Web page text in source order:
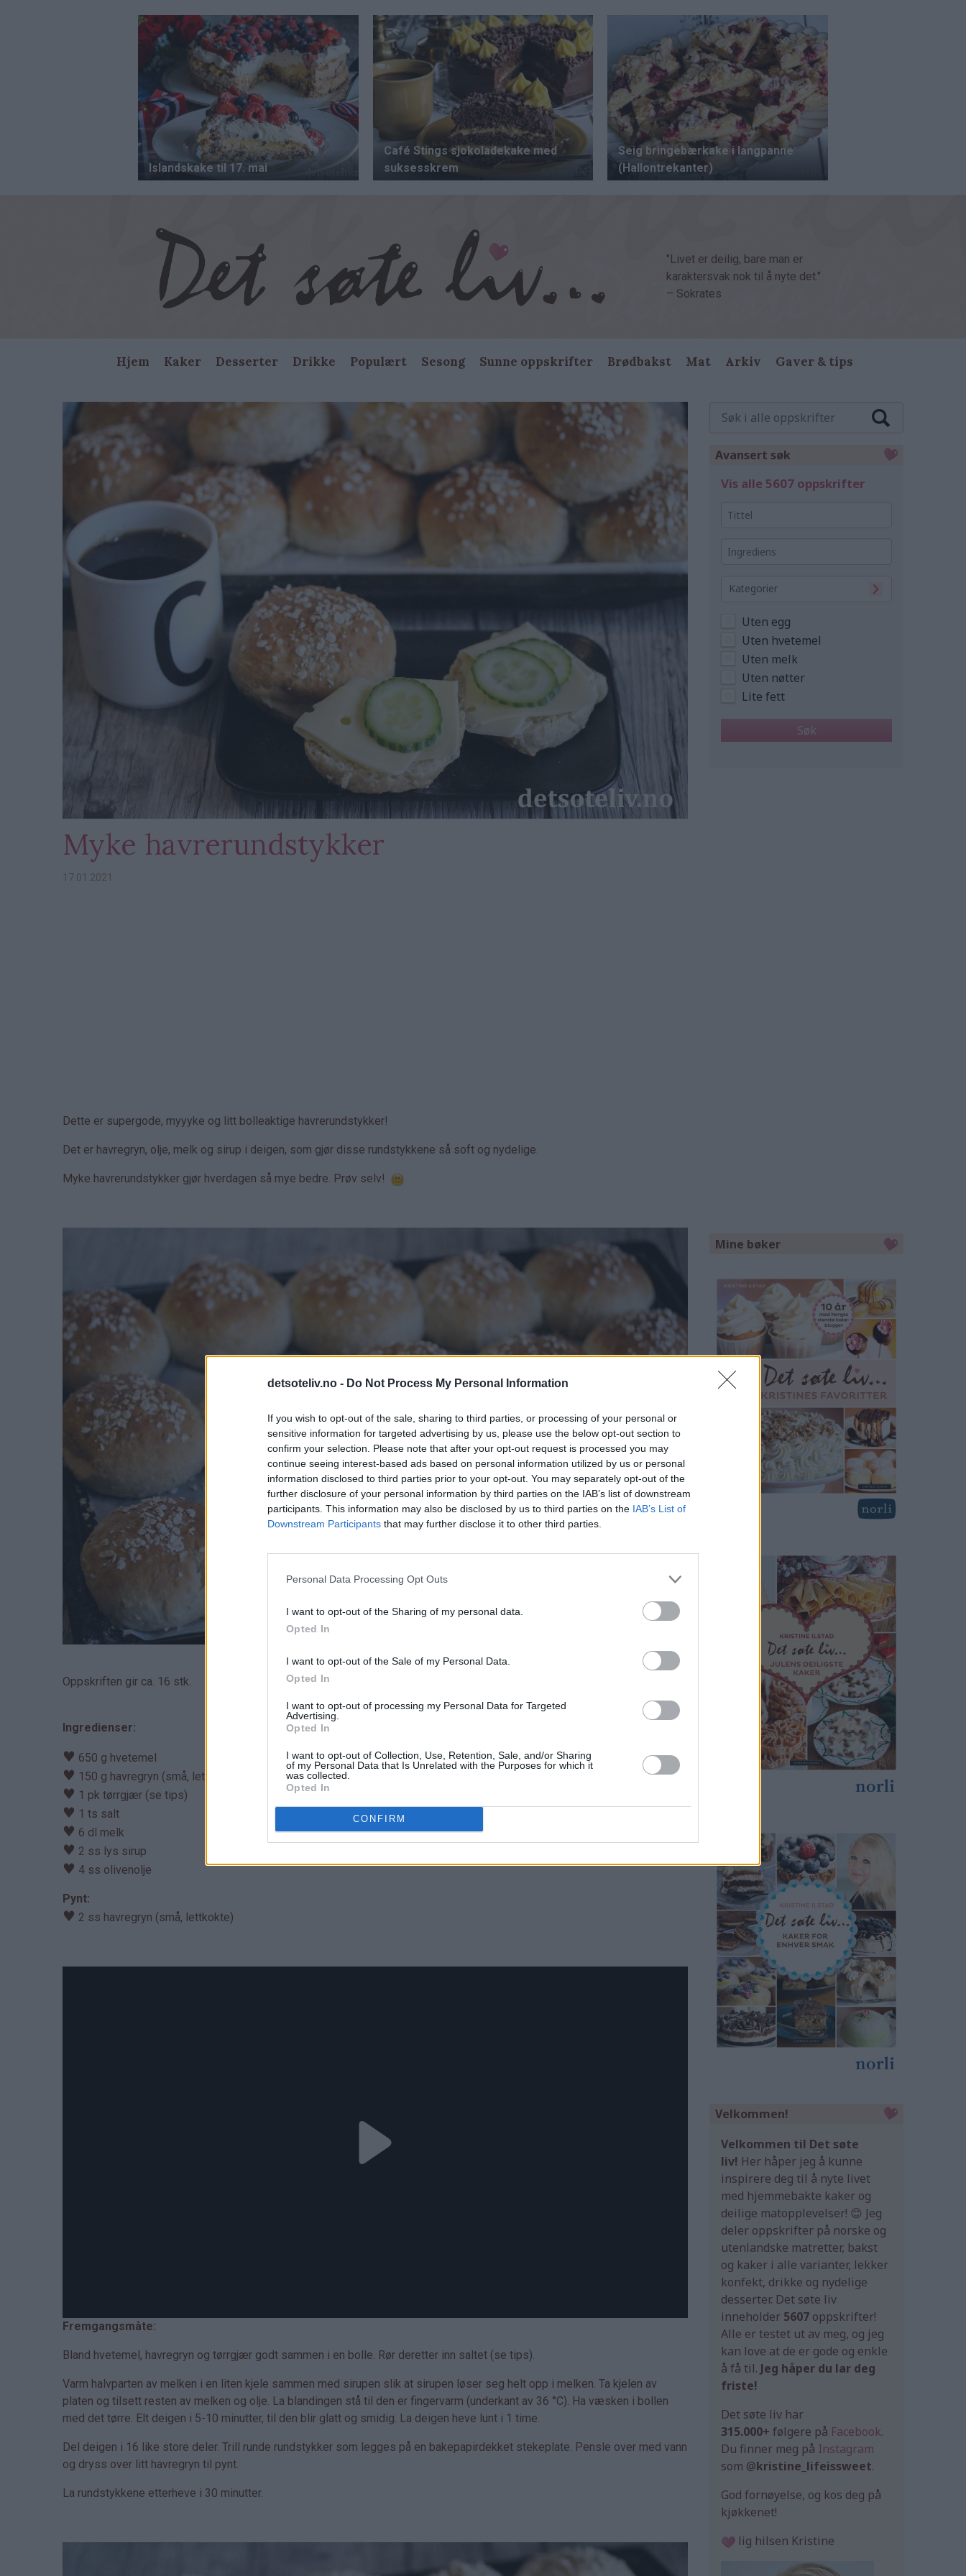
detsoteliv.no - Do Not Process My Personal Information
If you wish to opt-out of the sale, sharing to third parties, or processing of your personal or
sensitive information for targeted advertising by us, please use the below opt-out section to
confirm your selection. Please note that after your opt-out request is processed you may
continue seeing interest-based ads based on personal information utilized by us or personal
information disclosed to third parties prior to your opt-out. You may separately opt-out of the
further disclosure of your personal information by third parties on the IAB’s list of downstream
participants. This information may also be disclosed by us to third parties on the IAB’s List of
Downstream Participants that may further disclose it to other third parties.
Personal Data Processing Opt Outs
I want to opt-out of the Sharing of my personal data.
Opted In
I want to opt-out of the Sale of my Personal Data.
Opted In
I want to opt-out of processing my Personal Data for Targeted
Advertising.
Opted In
I want to opt-out of Collection, Use, Retention, Sale, and/or Sharing
of my Personal Data that Is Unrelated with the Purposes for which it
was collected.
Opted In
CONFIRM
"Livet er deilig, bare man er
karaktersvak nok til å nyte det."
– Sokrates
Main
navigation
Hjem Kaker Desserter Drikke Populært Sesong Sunne oppskrifter Brødbakst Mat Arkiv Gaver & tips
Myke havrerundstykker
17.01.2021
Dette er supergode, myyyke og litt bolleaktige havrerundstykker!
Det er havregryn, olje, melk og sirup i deigen, som gjør disse rundstykkene så soft og nydelige.
Myke havrerundstykker gjør hverdagen så mye bedre. Prøv selv!
Oppskriften gir ca. 16 stk.
Ingredienser:
♥ 650 g hvetemel
♥ 150 g havregryn (små, lettkokte)
♥ 1 pk tørrgjær (se tips)
♥ 1 ts salt
♥ 6 dl melk
♥ 2 ss lys sirup
♥ 4 ss olivenolje
Pynt:
♥ 2 ss havregryn (små, lettkokte)
Fremgangsmåte:
Bland hvetemel, havregryn og tørrgjær godt sammen i en bolle. Rør deretter inn saltet (se tips).
Varm halvparten av melken i en liten kjele sammen med sirupen slik at sirupen løser seg helt opp i melken. Ta kjelen av
platen og tilsett resten av melken og olje. La blandingen stå til den er fingervarm (underkant av 36 °C). Ha væsken i bollen
med det tørre. Elt deigen i 5-10 minutter, til den blir glatt og smidig. La deigen heve lunt i 1 time.
Del deigen i 16 like store deler. Trill runde rundstykker som legges på en bakepapirdekket stekeplate. Pensle over med vann
og dryss over litt havregryn til pynt.
La rundstykkene etterheve i 30 minutter.
Avansert søk
Vis alle 5607 oppskrifter
Kategorier
Uten egg
Uten hvetemel
Uten melk
Uten nøtter
Lite fett
Mine bøker
Velkommen!
Velkommen til Det søte
liv! Her håper jeg å kunne
inspirere deg til å nyte livet
med hjemmebakte kaker og
deilige matopplevelser! 😊 Jeg
deler oppskrifter på norske og
utenlandske matretter, bakst
og kaker i alle varianter, lekker
konfekt, drikke og nydelige
desserter. Det søte liv
inneholder 5607 oppskrifter!
Alle er testet ut av meg, og jeg
kan love at de er gode og enkle
å få til. Jeg håper du lar deg
friste!
Det søte liv har
315.000+ følgere på Facebook.
Du finner meg på Instagram
som @kristine_lifeissweet.
God fornøyelse, og kos deg på
kjøkkenet!
lig hilsen Kristine